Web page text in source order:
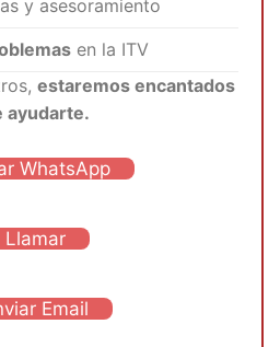
y asesoramiento
en la ITV
estaremos encantados
ayudarte.
WhatsApp
Llamar
Email